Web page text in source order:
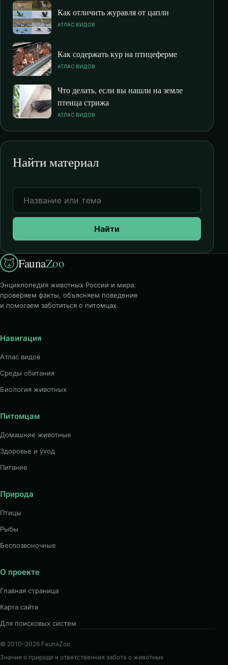
Как отличить журавля от цапли
АТЛАС ВИДОВ
Как содержать кур на птицеферме
АТЛАС ВИДОВ
Что делать, если вы нашли на земле
птенца стрижа
АТЛАС ВИДОВ
Найти материал
Найти
FaunaZoo
Энциклопедия животных России и мира:
проверяем факты, объясняем поведение
и помогаем заботиться о питомцах.
Навигация
Атлас видов
Среды обитания
Биология животных
Питомцам
Домашние животные
Здоровье и уход
Питание
Природа
Птицы
Рыбы
Беспозвоночные
О проекте
Главная страница
Карта сайта
Для поисковых систем
© 2010–2026 FaunaZoo
Знания о природе и ответственная забота о животных